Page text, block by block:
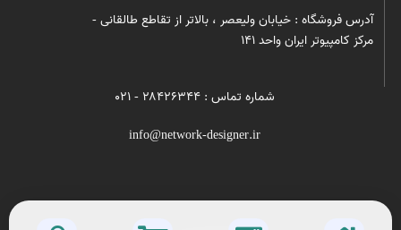
آدرس فروشگاه : خیابان ولیعصر ، بالاتر از تقاطع طالقانی -
مرکز کامپیوتر ایران واحد ۱۴۱
شماره تماس : ۲۸۴۲۶۳۴۴ - ۰۲۱
info@network-designer.ir